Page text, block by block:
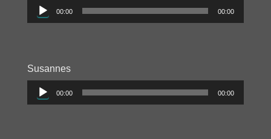
d'àudio
00:00 00:00
Susannes
Reproductor
d'àudio
00:00 00:00